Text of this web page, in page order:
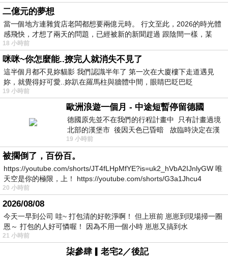
二億元的夢想
當一個地方連雜貨店老闆都想要兩億元時。 行文至此，2026的時光體
感飛快，才想了兩天的問題，已經被新的新聞趕過 跟陰間一樣，某
18 小時前
咪咪~你怎麼能..撩完人就消失不見了
這半個月都不見妳貓影 我們認識半年了 第一次在大廈樓下走道遇見
妳，就覺得好可愛..妳趴在羅馬柱與牆體中間，眼睛巴眨巴眨
19 小時前
歐洲浪遊一個月 - 中途短暫停留德國
德國原先並不在我們的行程計畫中 只有計畫過境
北部的漢堡市 後因天色已昏暗 故臨時決定在漢
堡市吃晚餐和過夜
19 小時前
被擱倒了，百份百。
https://youtube.com/shorts/JT4fLHpMfYE?is=uk2_hVbA2IJnlyGW 唯
天空是你的極限，上！ https://youtube.com/shorts/G3a1Jhcu4
20 小時前
2026/08/08
今天一早到公司 哇~ 打包清的好乾淨啊！ 但上班前 崽崽到現場掃一圈
恩～ 打包的人好可憐喔！ 因為不用一個小時 崽崽又搞到水
21 小時前
柒參肆▎老宅2／後記